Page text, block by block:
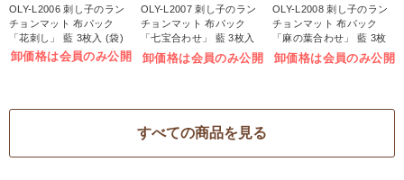
OLY-L2006 刺し子のラン
チョンマット 布パック
「花刺し」 藍 3枚入 (袋)
卸価格は会員のみ公開
OLY-L2007 刺し子のラン
チョンマット 布パック
「七宝合わせ」 藍 3枚入
(袋)
卸価格は会員のみ公開
OLY-L2008 刺し子のラン
チョンマット 布パック
「麻の葉合わせ」 藍 3枚
入 (袋)
卸価格は会員のみ公開
すべての商品を見る